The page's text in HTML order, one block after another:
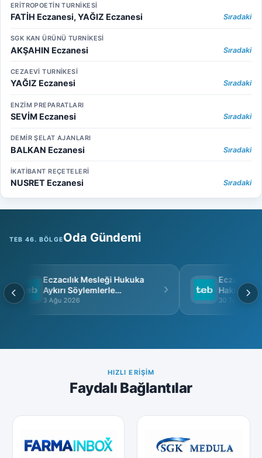
ERİTROPOETİN TURNİKESİ
FATİH Eczanesi, YAĞIZ Eczanesi Sıradaki
SGK KAN ÜRÜNÜ TURNİKESİ
AKŞAHIN Eczanesi Sıradaki
CEZAEVİ TURNİKESİ
YAĞIZ Eczanesi Sıradaki
ENZİM PREPARATLARI
SEVİM Eczanesi Sıradaki
DEMİR ŞELAT AJANLARI
BALKAN Eczanesi Sıradaki
İKATİBANT REÇETELERİ
NUSRET Eczanesi Sıradaki
TEB 46. BÖLGEOda Gündemi
Eczacılık Mesleği Hukuka
Aykırı Söylemlerle
İtibarsızlaştırılamaz
3 Ağu 2026
Eczacı
Hakkında
30 Tem 2026
HIZLI ERIŞIM
Faydalı Bağlantılar